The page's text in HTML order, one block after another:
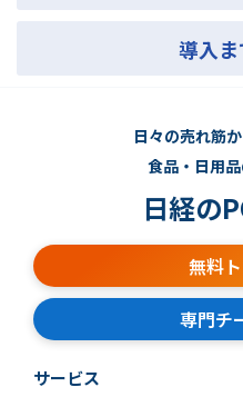
導入
日々の売れ筋
食品・日用
日経の
無料
専門チ
サービス